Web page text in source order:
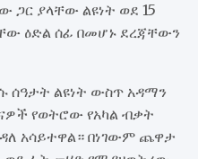
ጋር ያላቸው ልዩነት ወደ 15
ዕድል ሰፊ በመሆኑ ደረጃቸውን
ሰዓታት ልዩነት ውስጥ አዳማን
የወትሮው የአካል ብቃት
አሳይተዋል። በነገውም ጨዋታ